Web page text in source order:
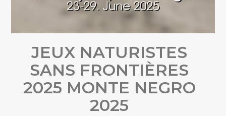
JEUX NATURISTES
SANS FRONTIÈRES
2025 MONTE NEGRO
2025